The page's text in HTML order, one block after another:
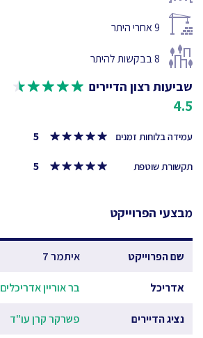
9אחרי היתר
8בבקשות להיתר
שביעות רצון הדיירים
4.5
עמידה בלוחות זמנים 5
תקשורת שוטפת 5
מבצעי הפרוייקט
שם הפרוייקט איתמר 7
אדריכל בר אוריין אדריכלים
נציג הדיירים פשרקר קרן עו"ד